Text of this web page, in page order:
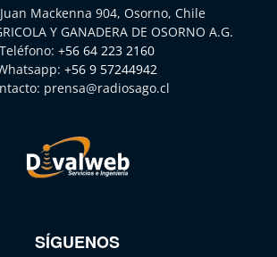
Mackenna 904, Osorno, Chile
Y GANADERA DE OSORNO A.G.
Teléfono: +56 64 223 2160
+56 9 57244942
prensa@radiosago.cl
SÍGUENOS